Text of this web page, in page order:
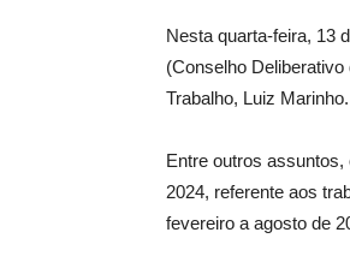
Nesta quarta-feira, 13
(Conselho
Trabalho, Luiz Marinho.
Entre outros
2024, referente aos
fevereiro a agosto de